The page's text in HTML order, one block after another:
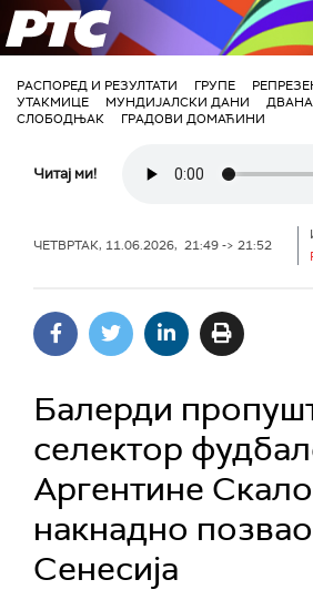
РТС
РАСПОРЕД И РЕЗУЛТАТИ ГРУПЕ
УТАКМИЦЕ
МУНДИЈАЛСКИ ДАНИ
СЛОБОДЊАК
ГРАДОВИ ДОМАЋИНИ
Читај ми!
ЧЕТВРТАК, 11.06.2026, 21:49 -> 21:52
Балерди
селектор
Аргентине
накнадно позвао
Сенесија